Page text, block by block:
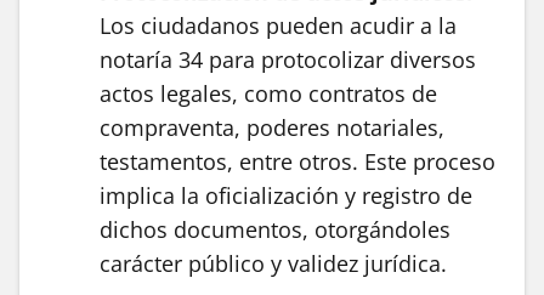
Los ciudadanos pueden acudir a la
notaría 34 para protocolizar diversos
actos legales, como contratos de
compraventa, poderes notariales,
testamentos, entre otros. Este proceso
implica la oficialización y registro de
dichos documentos, otorgándoles
carácter público y validez jurídica.